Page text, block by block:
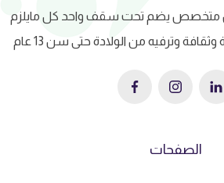
متخصص يضم تحت سقف واحد كل مايلزم
وترفيه من الولادة حتى سن 13 عام
الصفحات